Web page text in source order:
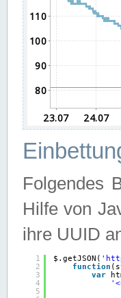
Folgendes
Hilfe von
ihre UUID
1
2
3
4
5
$.getJSON( '
function
var